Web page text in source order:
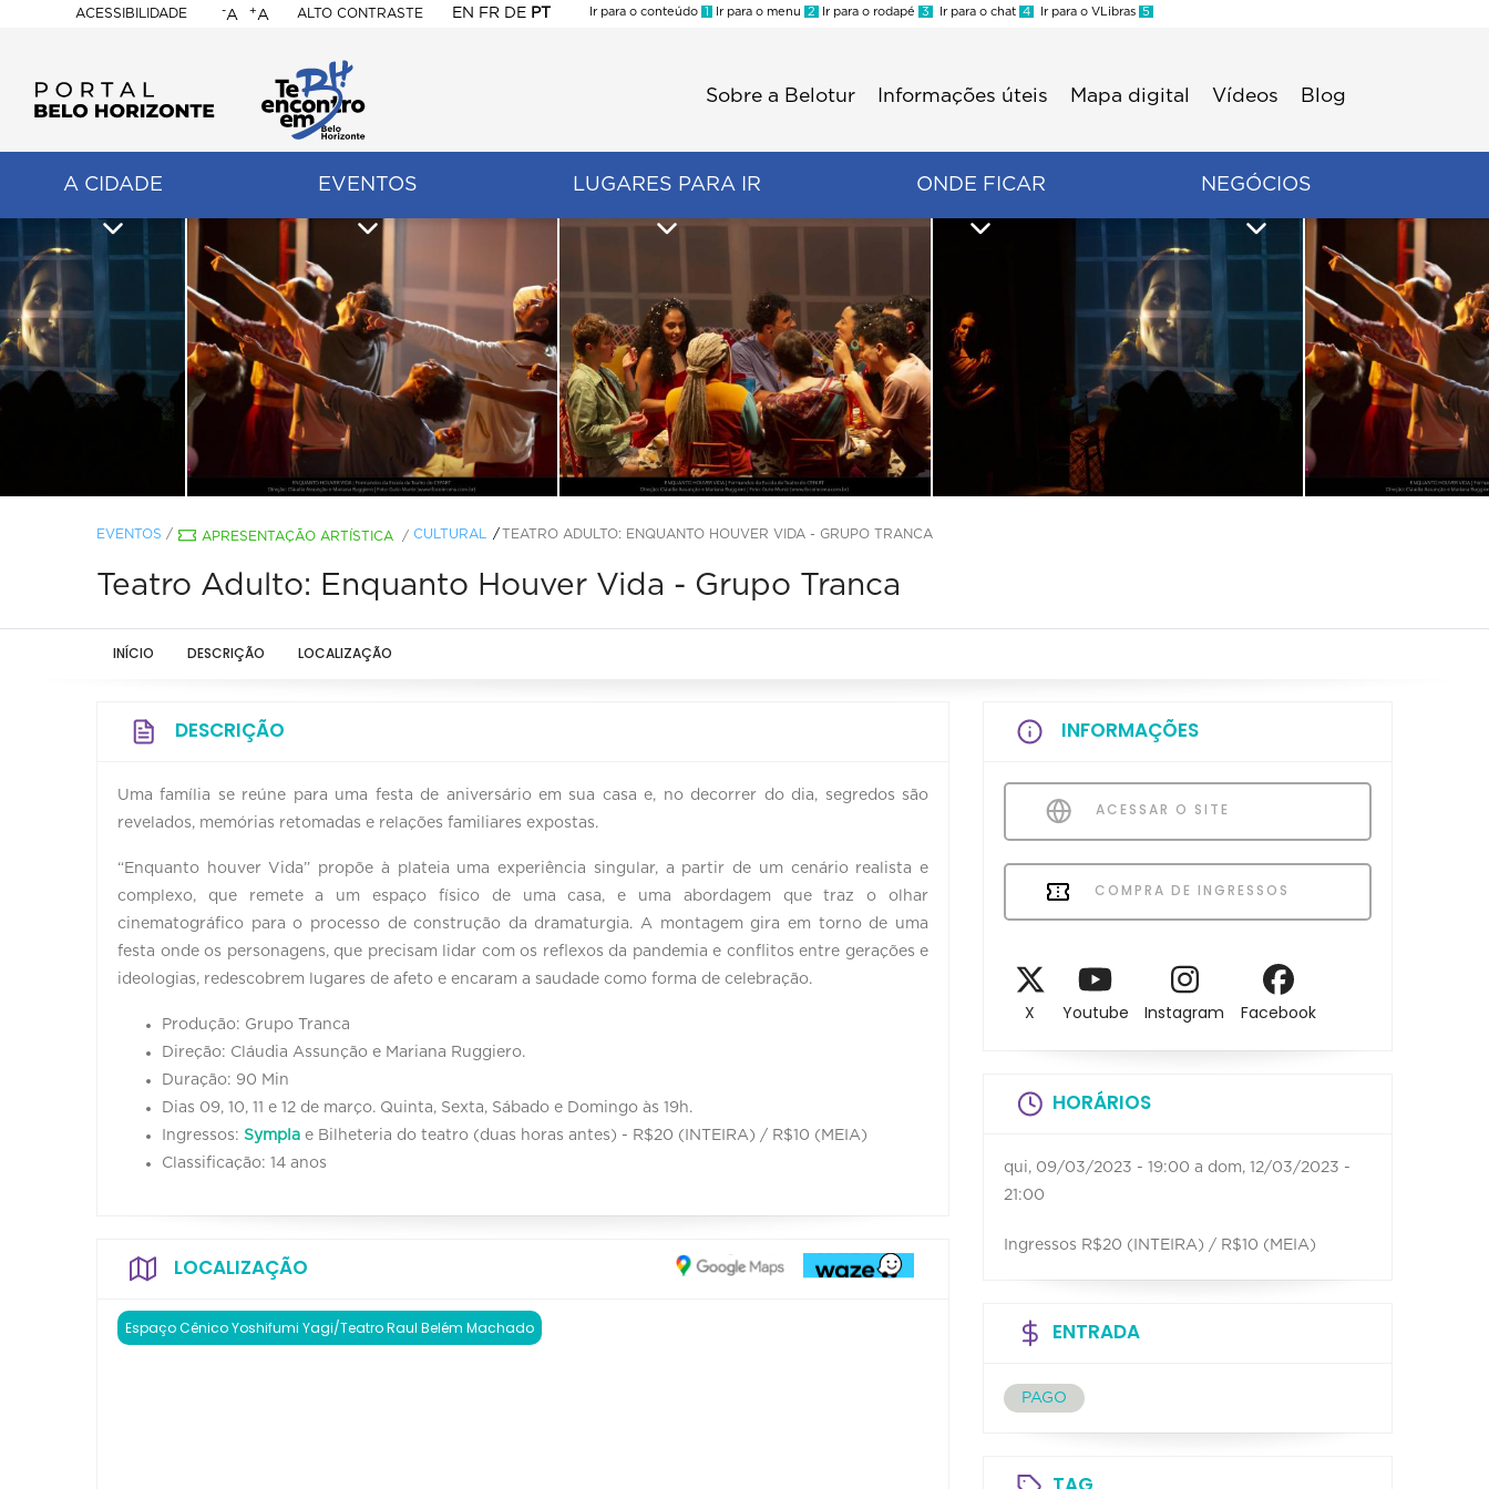
ACESSIBILIDADE
BELO
HORIZONTE
-A +A ALTO CONTRASTE EN FR DE PT
Ir para o conteúdo 1 Ir para o menu 2 Ir para o rodapé 3 Ir para o chat 4 Ir para o VLibras 5
Sobre a Belotur Informações úteis Mapa digital Vídeos Blog
A CIDADE EVENTOS LUGARES PARA IR ONDE FICAR NEGÓCIOS
EVENTOS / APRESENTAÇÃO ARTÍSTICA / CULTURAL TEATRO ADULTO: ENQUANTO HOUVER VIDA - GRUPO TRANCA
Teatro Adulto: Enquanto Houver Vida - Grupo Tranca
INÍCIO DESCRIÇÃO LOCALIZAÇÃO
DESCRIÇÃO
Uma família se reúne para uma festa de aniversário em sua casa e, no decorrer do dia, segredos são
revelados, memórias retomadas e relações familiares expostas.
“Enquanto houver Vida” propõe à plateia uma experiência singular, a partir de um cenário realista e
complexo, que remete a um espaço físico de uma casa, e uma abordagem que traz o olhar
cinematográfico para o processo de construção da dramaturgia. A montagem gira em torno de uma
festa onde os personagens, que precisam lidar com os reflexos da pandemia e conflitos entre gerações e
ideologias, redescobrem lugares de afeto e encaram a saudade como forma de celebração.
Produção: Grupo Tranca
Direção: Cláudia Assunção e Mariana Ruggiero.
Duração: 90 Min
Dias 09, 10, 11 e 12 de março. Quinta, Sexta, Sábado e Domingo às 19h.
Ingressos: Sympla e Bilheteria do teatro (duas horas antes) - R$20 (INTEIRA) / R$10 (MEIA)
Classificação: 14 anos
LOCALIZAÇÃO
Espaço Cênico Yoshifumi Yagi/Teatro Raul Belém Machado
INFORMAÇÕES
ACESSAR O SITE
COMPRA DE INGRESSOS
X Youtube Instagram Facebook
HORÁRIOS
qui, 09/03/2023 - 19:00 a dom, 12/03/2023 -
21:00
Ingressos R$20 (INTEIRA) / R$10 (MEIA)
ENTRADA
PAGO